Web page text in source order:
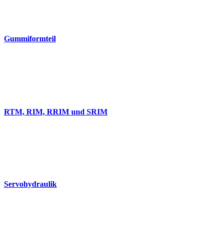
Gummiformteil
RTM, RIM, RRIM und SRIM
Servohydraulik